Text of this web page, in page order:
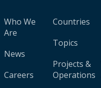
Who We
Are
News
Careers
Countries
Topics
Projects &
Operations